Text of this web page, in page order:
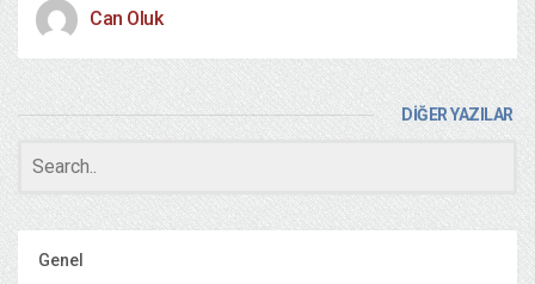
Can Oluk
DİĞER YAZILAR
Genel